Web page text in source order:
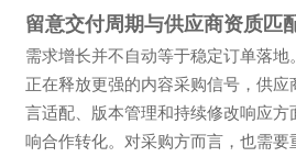
留意交付周期与供应商资质匹
需求增长并不自动等于稳定订单落
正在释放更强的内容采购信号，供
言适配、版本管理和持续修改响应方
响合作转化。对采购方而言，也需要